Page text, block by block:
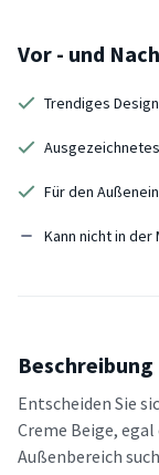
Vor - und
Trendiges Design
Für den
Kann nicht in
Beschreibung
Entscheiden Sie
Creme Beige,
Außenbereich